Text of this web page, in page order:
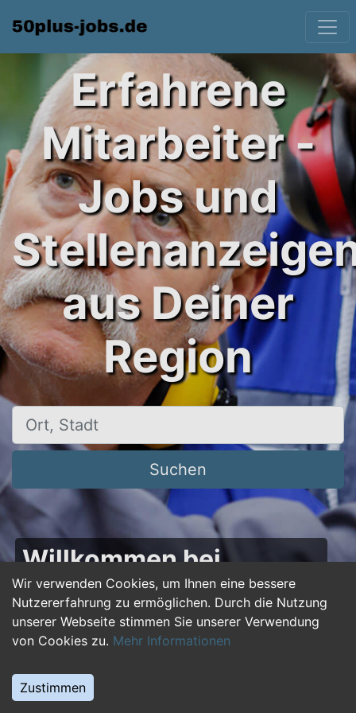
Wir verwenden Cookies, um Ihnen eine bessere
Nutzererfahrung zu ermöglichen. Durch die Nutzung
unserer Webseite stimmen Sie unserer Verwendung
von Cookies zu. Mehr Informationen
Zustimmen
Erfahrene
Mitarbeiter -
Jobs und
aus Deiner
Region
Ort, Stadt
Suchen
Willkommen bei
50plus-jobs.de – Dein
Portal für Jobs ab 50!
Du bist über 50 und suchst nach einer neuen
beruflichen Herausforderung oder einem
Jobwechsel? Auf